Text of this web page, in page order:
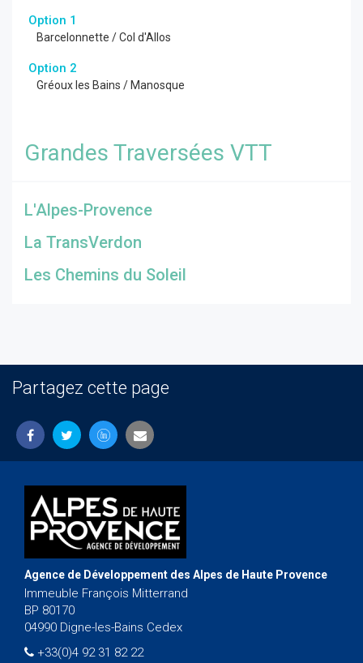
Option 1
Barcelonnette / Col d'Allos
Option 2
Gréoux les Bains / Manosque
Grandes Traversées VTT
L'Alpes-Provence
La TransVerdon
Les Chemins du Soleil
Partagez cette page
Agence de Développement des Alpes de Haute Provence
Immeuble François Mitterrand
BP 80170
04990 Digne-les-Bains Cedex
+33(0)4 92 31 82 22